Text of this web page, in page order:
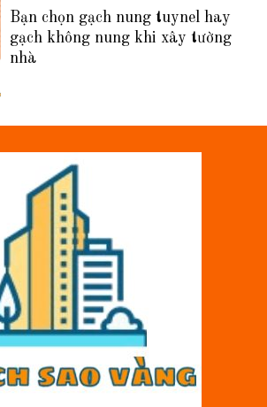
Bạn chọn gạch nung tuynel hay
gạch không nung khi xây tường
nhà